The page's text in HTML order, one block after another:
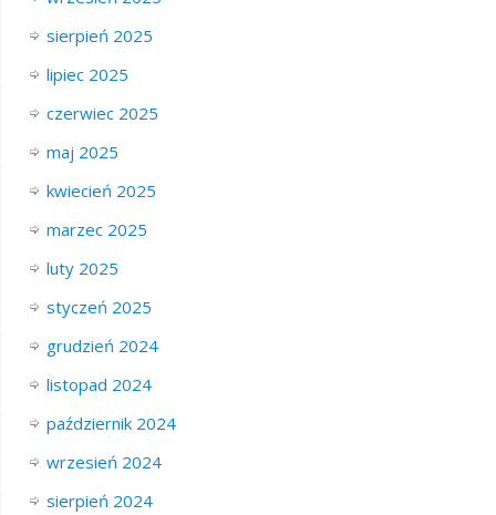
sierpień 2025
lipiec 2025
czerwiec 2025
maj 2025
kwiecień 2025
marzec 2025
luty 2025
styczeń 2025
grudzień 2024
listopad 2024
październik 2024
wrzesień 2024
sierpień 2024